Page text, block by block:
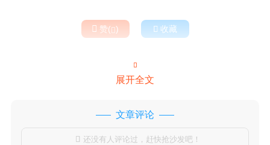
 赞()  收藏

展开全文
文章评论
 还没有人评论过，赶快抢沙发吧！